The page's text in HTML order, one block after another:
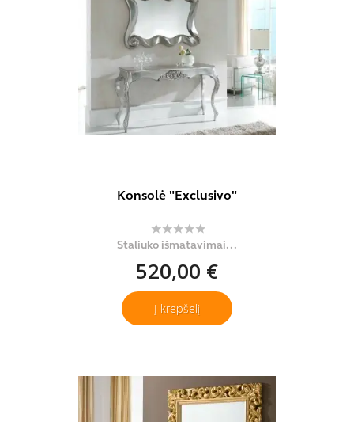
Konsolė "Exclusivo"
Staliuko išmatavimai...
520,00 €
Į krepšelį